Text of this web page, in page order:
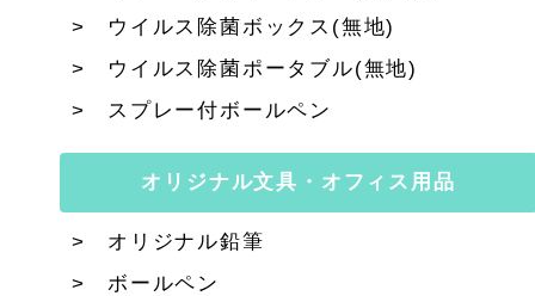
ウイルス除菌ボックス(無地)
ウイルス除菌ポータブル(無地)
スプレー付ボールペン
オリジナル文具・オフィス用品
オリジナル鉛筆
ボールペン